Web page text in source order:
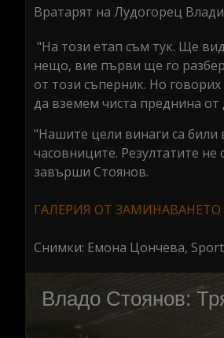
Вратарят на Лудогорец
"На този етап съм тук. Ще
нещо, вие първи ще го
от този съперник. Но
да вземем чиста преднина
"Нашите цели винаги са били
часовниците. Резултатите
завърши Стоянов.
ГАЛЕРИЯ ОТ
Снимки: Емона Цончева,